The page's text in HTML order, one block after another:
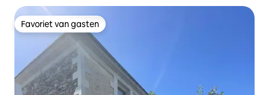
Favoriet van gasten
Favoriet van gasten